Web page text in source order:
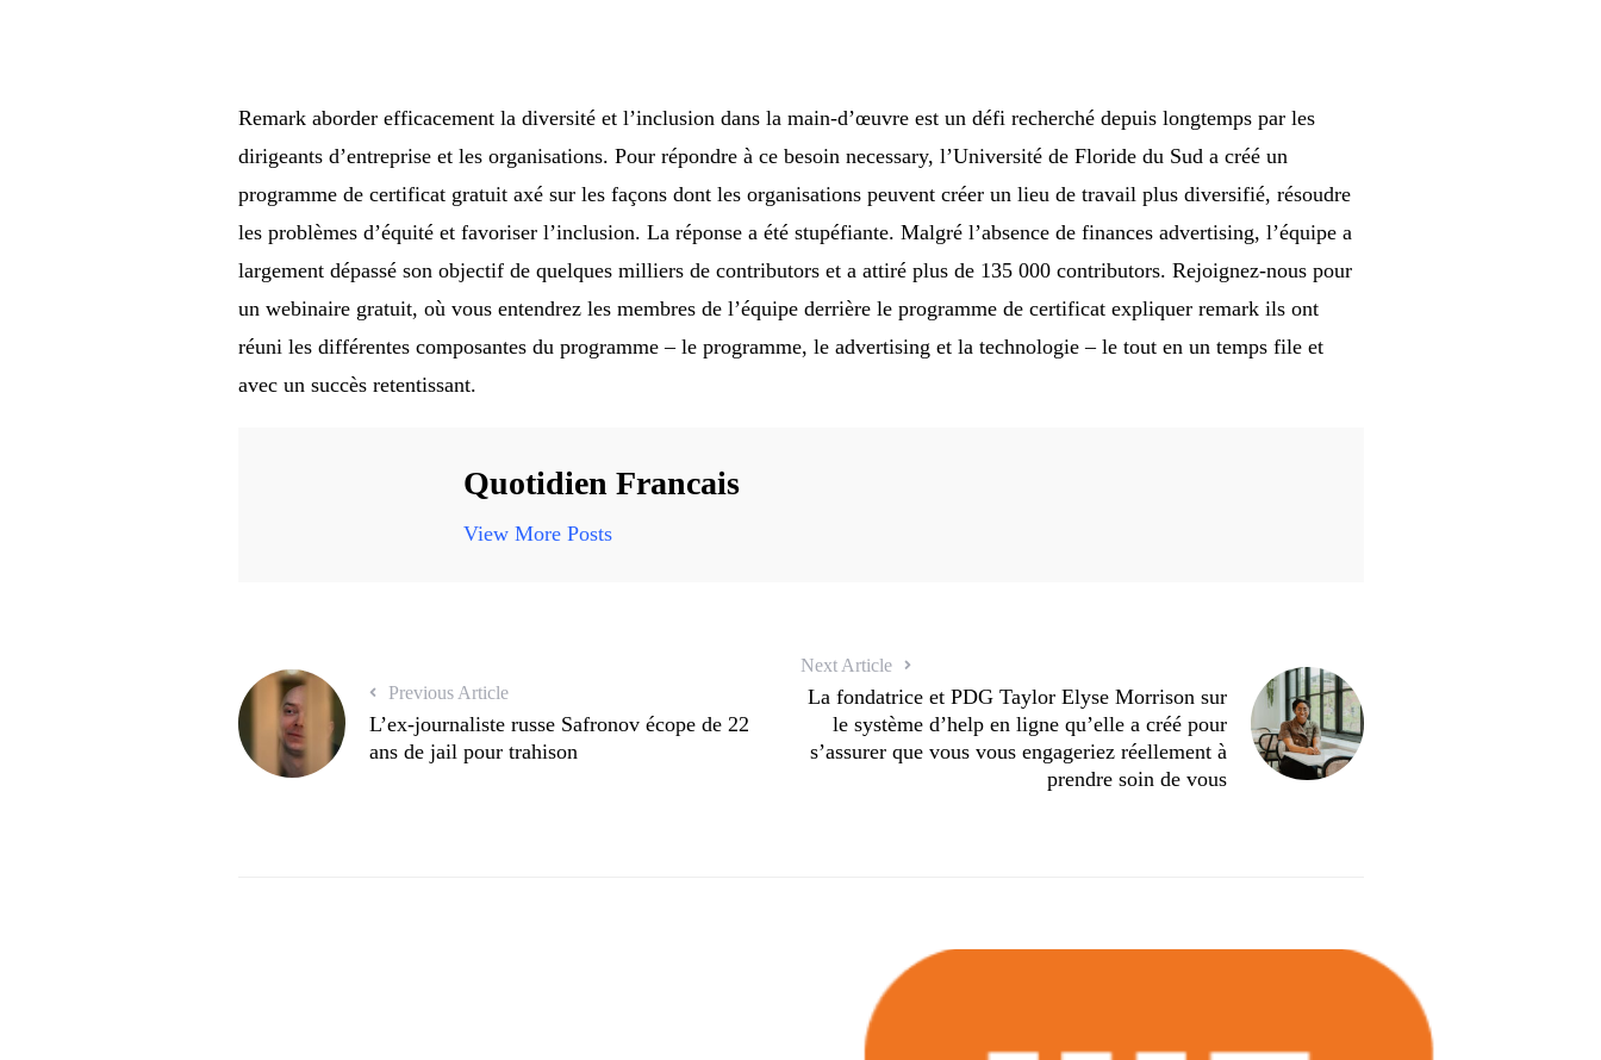
Remark aborder efficacement la diversité et l’inclusion dans la main-d’œuvre est un défi recherché depuis longtemps par les
dirigeants d’entreprise et les organisations. Pour répondre à ce besoin necessary, l’Université de Floride du Sud a créé un
programme de certificat gratuit axé sur les façons dont les organisations peuvent créer un lieu de travail plus diversifié, résoudre
les problèmes d’équité et favoriser l’inclusion. La réponse a été stupéfiante. Malgré l’absence de finances advertising, l’équipe a
largement dépassé son objectif de quelques milliers de contributors et a attiré plus de 135 000 contributors. Rejoignez-nous pour
un webinaire gratuit, où vous entendrez les membres de l’équipe derrière le programme de certificat expliquer remark ils ont
réuni les différentes composantes du programme – le programme, le advertising et la technologie – le tout en un temps file et
avec un succès retentissant.
Quotidien Francais
View More Posts
Previous Article
L’ex-journaliste russe Safronov écope de 22
ans de jail pour trahison
Next Article
La fondatrice et PDG Taylor Elyse Morrison sur
le système d’help en ligne qu’elle a créé pour
s’assurer que vous vous engageriez réellement à
prendre soin de vous